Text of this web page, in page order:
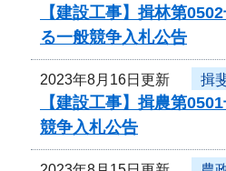
【建設工事】揖林第
る一般競争入札公告
2023年8月16日更新 揖
【建設工事】揖農第
競争入札公告